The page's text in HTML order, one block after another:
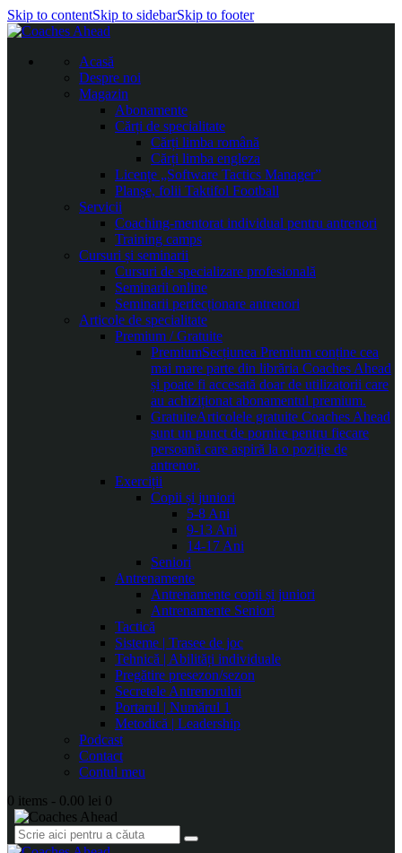
Skip to contentSkip to sidebarSkip to footer
Acasă
Despre noi
Magazin
Abonamente
Cărți de specialitate
Cărți limba română
Cărți limba engleza
Licențe „Software Tactics Manager”
Planșe, folii Taktifol Football
Servicii
Coaching-mentorat individual pentru antrenori
Training camps
Cursuri și seminarii
Cursuri de specializare profesională
Seminarii online
Seminarii perfecționare antrenori
Articole de specialitate
Premium / Gratuite
PremiumSecțiunea Premium conține cea
mai mare parte din librăria Coaches Ahead
și poate fi accesată doar de utilizatorii care
au achiziționat abonamentul premium.
GratuiteArticolele gratuite Coaches Ahead
sunt un punct de pornire pentru fiecare
persoană care aspiră la o poziție de
antrenor.
Exerciții
Copii și juniori
5-8 Ani
9-13 Ani
14-17 Ani
Seniori
Antrenamente
Antrenamente copii și juniori
Antrenamente Seniori
Tactică
Sisteme | Trasee de joc
Tehnică | Abilități individuale
Pregătire presezon/sezon
Secretele Antrenorului
Portarul | Numărul 1
Metodică | Leadership
Podcast
Contact
Contul meu
0 items - 0.00 lei 0